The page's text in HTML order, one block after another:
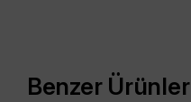
Benzer Ürünler